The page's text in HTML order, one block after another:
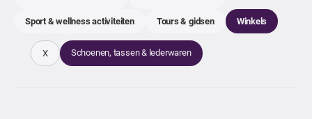
Sport & wellness activiteiten
Tours & gidsen Winkels
X Schoenen, tassen & lederwaren